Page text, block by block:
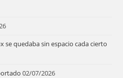
se quedaba sin espacio cada cierto
02/07/2026